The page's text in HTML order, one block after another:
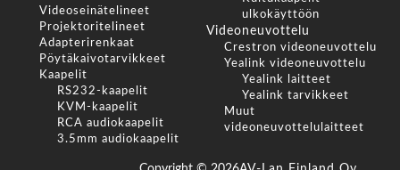
Videoseinätelineet
Projektoritelineet
Adapterirenkaat
Pöytäkaivotarvikkeet
Kaapelit
RS232-kaapelit
KVM-kaapelit
RCA audiokaapelit
3.5mm audiokaapelit
ulkokäyttöön
Videoneuvottelu
Crestron videoneuvottelu
Yealink videoneuvottelu
Yealink laitteet
Yealink tarvikkeet
Muut
videoneuvottelulaitteet